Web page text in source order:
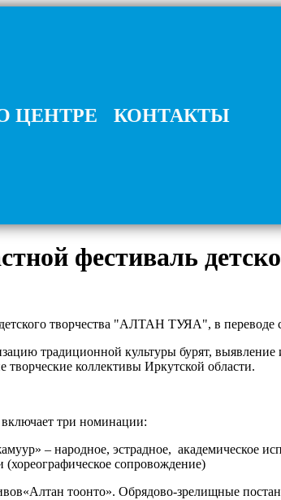
ЦЕНТРЕ КОНТАКТЫ
фестиваль
творчества "АЛТАН ТУЯА", в переводе
традиционной культуры бурят,
творческие коллективы Иркутской области.
три номинации:
– народное, эстрадное, академическое
сопровождение)
тоонто». Обрядово-зрелищные